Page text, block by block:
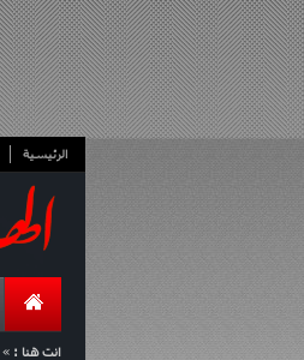
الرئيسية
انت هنا : »